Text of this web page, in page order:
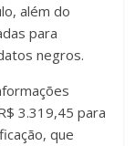
além do
para
negros.
3.319,45 para
que